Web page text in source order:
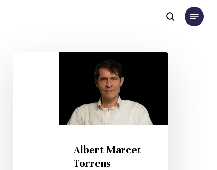
search
Menu
Albert Marcet
Torrens